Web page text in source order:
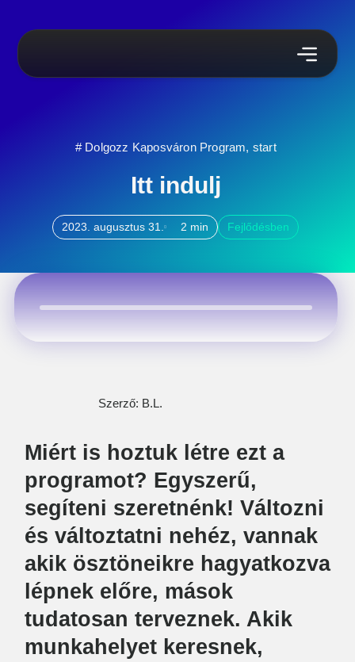
# Dolgozz Kaposváron Program, start
Itt indulj
2023. augusztus 31. 2 min Fejlődésben
Szerző: B.L.
Miért is hoztuk létre ezt a
programot? Egyszerű,
segíteni szeretnénk! Változni
és változtatni nehéz, vannak
akik ösztöneikre hagyatkozva
lépnek előre, mások
tudatosan terveznek. Akik
munkahelyet keresnek,